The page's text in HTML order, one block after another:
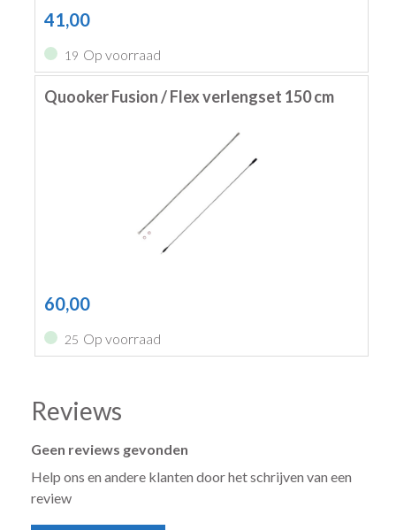
41,00
19 Op voorraad
Quooker Fusion / Flex verlengset 150 cm
60,00
25 Op voorraad
Reviews
Geen reviews gevonden
Help ons en andere klanten door het schrijven van een
review